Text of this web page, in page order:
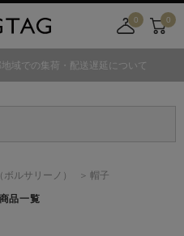
0
舗
カ
0
域での集荷・配送遅延について
（ボルサリーノ） 帽子
品一覧